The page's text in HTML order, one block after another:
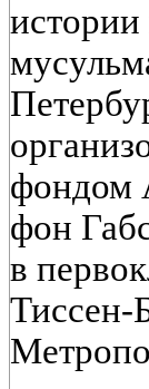
истории
фондом
фон
в
Тиссен-